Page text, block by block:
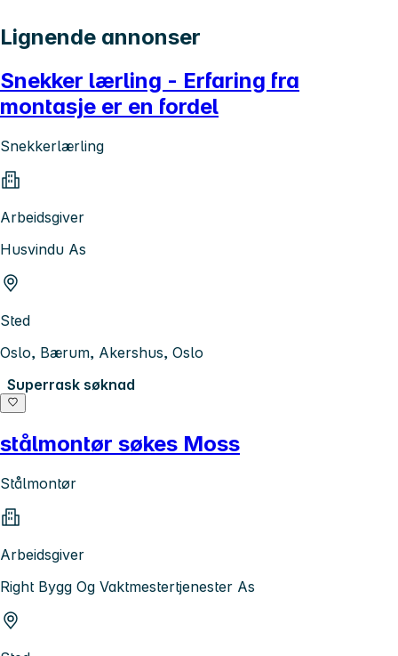
Lignende annonser
Snekker lærling - Erfaring fra
montasje er en fordel
Snekkerlærling
Arbeidsgiver
Husvindu As
Sted
Oslo, Bærum, Akershus, Oslo
Superrask søknad
stålmontør søkes Moss
Stålmontør
Arbeidsgiver
Right Bygg Og Vaktmestertjenester As